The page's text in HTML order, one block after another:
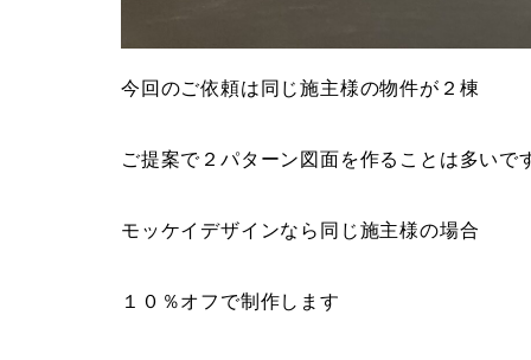
今回のご依頼は同じ施主様の物件が２棟
ご提案で２パターン図面を作ることは多いで
モッケイデザインなら同じ施主様の場合
１０％オフで制作します